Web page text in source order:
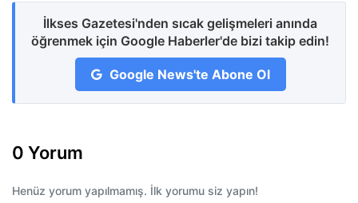
İlkses Gazetesi'nden sıcak gelişmeleri anında
öğrenmek için Google Haberler'de bizi takip edin!
Google News'te Abone Ol
0 Yorum
Henüz yorum yapılmamış. İlk yorumu siz yapın!